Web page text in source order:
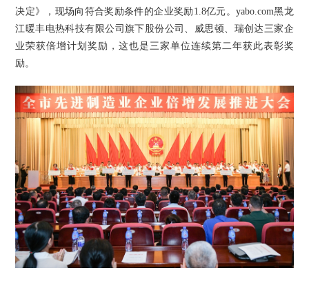
决定》，现场向符合奖励条件的企业奖励1.8亿元。yabo.com黑龙
江暖丰电热科技有限公司旗下股份公司、威思顿、瑞创达三家企
业荣获倍增计划奖励，这也是三家单位连续第二年获此表彰奖
励。